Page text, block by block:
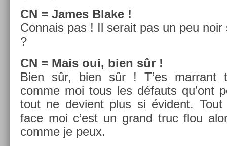
CN = James Blake !
Con­nais pas ! Il serait pas un peu
?
CN = Mais oui, bien sûr !
Bien sûr, bien sûr ! T’es mar­rant
comme moi tous les défauts qu’ont
tout ne de­vient plus si évident.
face moi c’est un grand truc flou
comme je peux.